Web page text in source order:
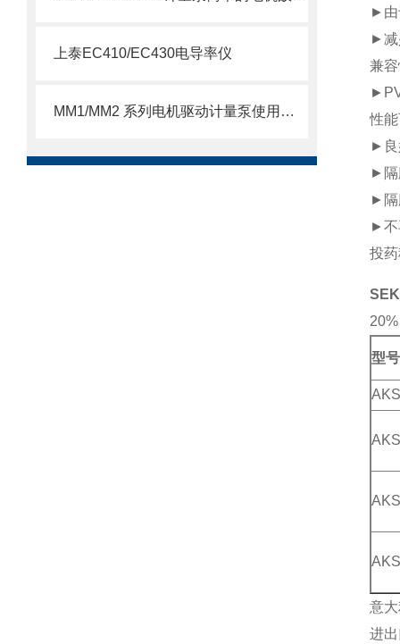
上泰EC410/EC430电导率仪
MM1/MM2 系列电机驱动计量泵使用注意事项
►由
►减
兼
性
►良
►隔
►隔
►不
投
型号
意
进